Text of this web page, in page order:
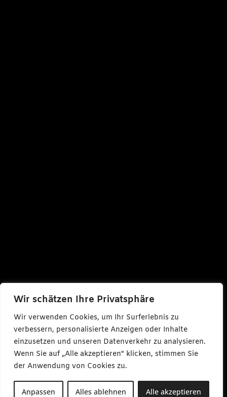
Wir schätzen Ihre Privatsphäre
Wir verwenden Cookies, um Ihr Surferlebnis zu
verbessern, personalisierte Anzeigen oder Inhalte
einzusetzen und unseren Datenverkehr zu analysieren.
Wenn Sie auf „Alle akzeptieren" klicken, stimmen Sie
der Anwendung von Cookies zu.
Anpassen Alles ablehnen Alle akzeptieren